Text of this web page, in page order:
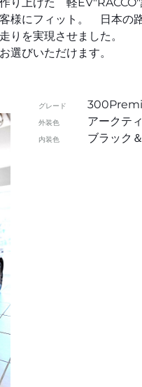
様にフィット。 日本の
りを実現させました。
選びいただけます。
グレード
外装色 アークテ
内装色 ブラック